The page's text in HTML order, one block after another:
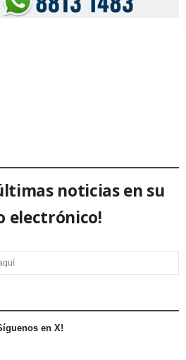
noticias en su
electrónico!
en X!